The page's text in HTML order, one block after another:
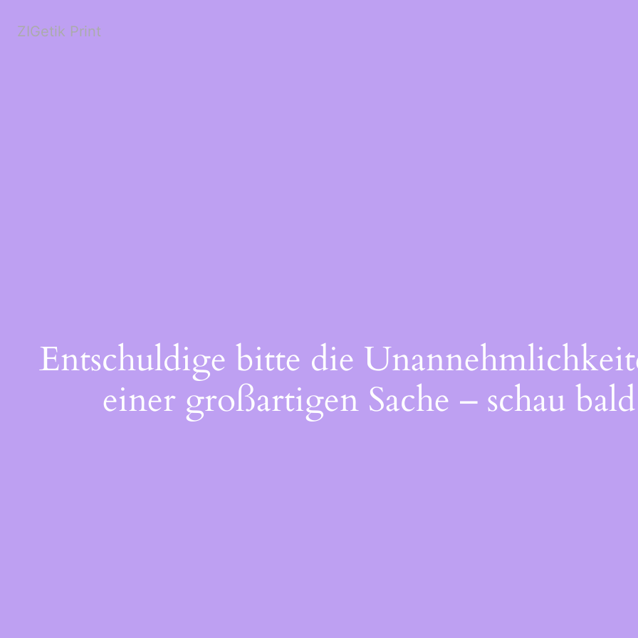
ZIGetik Print
Entschuldige bitte die
einer großartigen Sache – schau